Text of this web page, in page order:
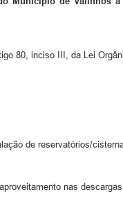
80, inciso III, da Lei
de reservatórios/
nas